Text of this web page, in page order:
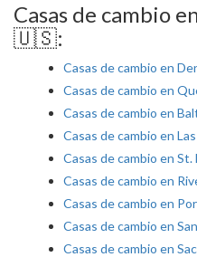
Casas de cambio
🇺🇸:
Casas de cambio en
Casas de cambio en
Casas de cambio en
Casas de cambio en
Casas de cambio en St.
Casas de cambio en
Casas de cambio en
Casas de cambio en
Casas de cambio en